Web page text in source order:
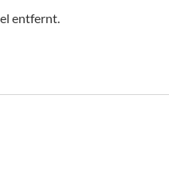
entfernt.